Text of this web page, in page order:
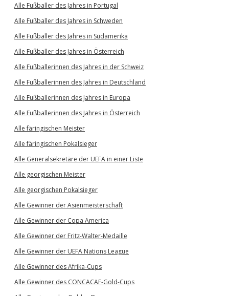
Alle Fußballer des Jahres in Portugal
Alle Fußballer des Jahres in Schweden
Alle Fußballer des Jahres in Südamerika
Alle Fußballer des Jahres in Österreich
Alle Fußballerinnen des Jahres in der Schweiz
Alle Fußballerinnen des Jahres in Deutschland
Alle Fußballerinnen des Jahres in Europa
Alle Fußballerinnen des Jahres in Österreich
Alle färingischen Meister
Alle färingischen Pokalsieger
Alle Generalsekretäre der UEFA in einer Liste
Alle georgischen Meister
Alle georgischen Pokalsieger
Alle Gewinner der Asienmeisterschaft
Alle Gewinner der Copa America
Alle Gewinner der Fritz-Walter-Medaille
Alle Gewinner der UEFA Nations League
Alle Gewinner des Afrika-Cups
Alle Gewinner des CONCACAF-Gold-Cups